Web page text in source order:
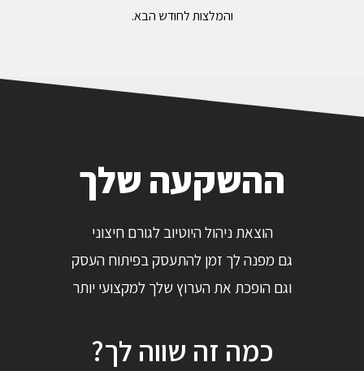
והמלצות לחודש הבא.
ההשקעה שלך
הוצאת ניהול היוטיוב לגורם חיצוני
גם מפנה לך זמן להתעסק בפיתוח העסק
וגם הופכת את הערוץ שלך למקצועי יותר
כמה זה שווה לך?